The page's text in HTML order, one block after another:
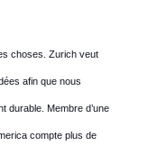
choses. Zurich veut
afin que nous
durable. Membre d’une
compte plus de